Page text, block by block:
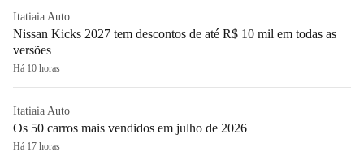
Itatiaia Auto
Nissan Kicks 2027 tem descontos de até R$ 10 mil em todas as
versões
Há 10 horas
Itatiaia Auto
Os 50 carros mais vendidos em julho de 2026
Há 17 horas